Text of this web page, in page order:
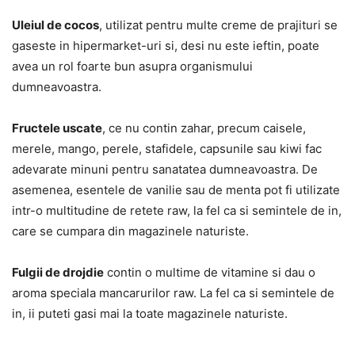
Uleiul de cocos, utilizat pentru multe creme de prajituri se
gaseste in hipermarket-uri si, desi nu este ieftin, poate
avea un rol foarte bun asupra organismului
dumneavoastra.
Fructele uscate, ce nu contin zahar, precum caisele,
merele, mango, perele, stafidele, capsunile sau kiwi fac
adevarate minuni pentru sanatatea dumneavoastra. De
asemenea, esentele de vanilie sau de menta pot fi utilizate
intr-o multitudine de retete raw, la fel ca si semintele de in,
care se cumpara din magazinele naturiste.
Fulgii de drojdie contin o multime de vitamine si dau o
aroma speciala mancarurilor raw. La fel ca si semintele de
in, ii puteti gasi mai la toate magazinele naturiste.